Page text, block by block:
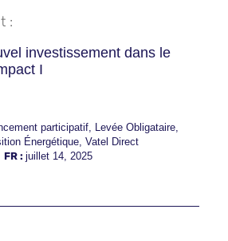
:
investissement dans le
I
participatif, Levée Obligataire,
Énergétique, Vatel Direct
FR : juillet 14, 2025